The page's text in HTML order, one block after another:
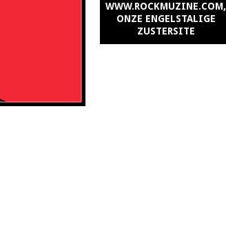
WWW.ROCKMUZINE.COM,
ONZE ENGELSTALIGE
ZUSTERSITE